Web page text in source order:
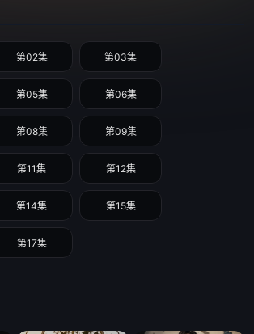
第02集 第03集
第05集 第06集
第08集 第09集
第11集 第12集
第14集 第15集
第17集